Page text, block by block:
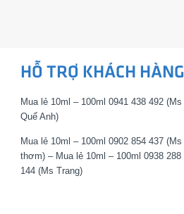
HỖ TRỢ KHÁCH HÀNG
Mua lẻ 10ml – 100ml 0941 438 492 (Ms
Quế Anh)
Mua lẻ 10ml – 100ml 0902 854 437 (Ms
thơm) – Mua lẻ 10ml – 100ml 0938 288
144 (Ms Trang)